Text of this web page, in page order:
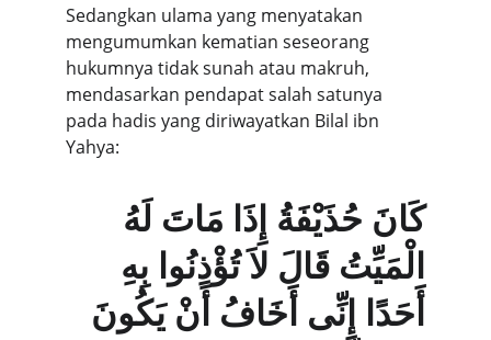
Sedangkan ulama yang menyatakan
mengumumkan kematian seseorang
hukumnya tidak sunah atau makruh,
mendasarkan pendapat salah satunya
pada hadis yang diriwayatkan Bilal ibn
Yahya:
كَانَ حُذَيْفَةُ إِذَا مَاتَ لَهُ
الْمَيِّتُ قَالَ لاَ تُؤْذِنُوا بِهِ
أَحَدًا إِنِّى أَخَافُ أَنْ يَكُونَ